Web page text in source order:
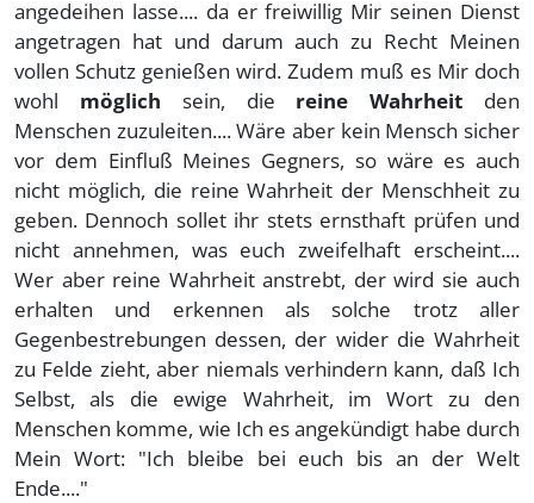
angedeihen lasse.... da er freiwillig Mir seinen Dienst
angetragen hat und darum auch zu Recht Meinen
vollen Schutz genießen wird. Zudem muß es Mir doch
wohl möglich sein, die reine Wahrheit den
Menschen zuzuleiten.... Wäre aber kein Mensch sicher
vor dem Einfluß Meines Gegners, so wäre es auch
nicht möglich, die reine Wahrheit der Menschheit zu
geben. Dennoch sollet ihr stets ernsthaft prüfen und
nicht annehmen, was euch zweifelhaft erscheint....
Wer aber reine Wahrheit anstrebt, der wird sie auch
erhalten und erkennen als solche trotz aller
Gegenbestrebungen dessen, der wider die Wahrheit
zu Felde zieht, aber niemals verhindern kann, daß Ich
Selbst, als die ewige Wahrheit, im Wort zu den
Menschen komme, wie Ich es angekündigt habe durch
Mein Wort: "Ich bleibe bei euch bis an der Welt
Ende...."